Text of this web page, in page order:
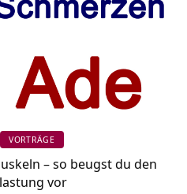
VORTRÄGE
– so beugst du den
vor